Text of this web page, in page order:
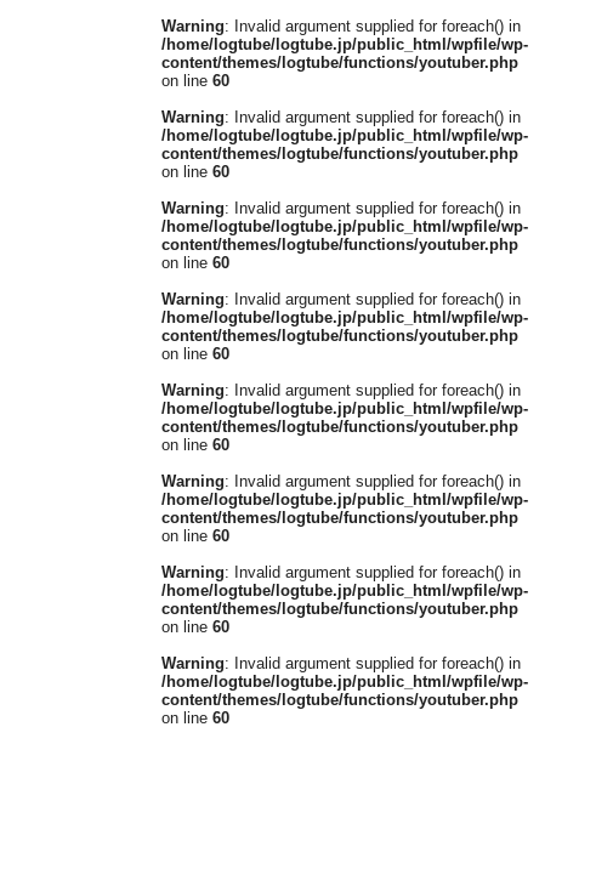
Warning: Invalid argument supplied for foreach() in
/home/logtube/logtube.jp/public_html/wpfile/wp-
content/themes/logtube/functions/youtuber.php
on line 60
Warning: Invalid argument supplied for foreach() in
/home/logtube/logtube.jp/public_html/wpfile/wp-
content/themes/logtube/functions/youtuber.php
on line 60
Warning: Invalid argument supplied for foreach() in
/home/logtube/logtube.jp/public_html/wpfile/wp-
content/themes/logtube/functions/youtuber.php
on line 60
Warning: Invalid argument supplied for foreach() in
/home/logtube/logtube.jp/public_html/wpfile/wp-
content/themes/logtube/functions/youtuber.php
on line 60
Warning: Invalid argument supplied for foreach() in
/home/logtube/logtube.jp/public_html/wpfile/wp-
content/themes/logtube/functions/youtuber.php
on line 60
Warning: Invalid argument supplied for foreach() in
/home/logtube/logtube.jp/public_html/wpfile/wp-
content/themes/logtube/functions/youtuber.php
on line 60
Warning: Invalid argument supplied for foreach() in
/home/logtube/logtube.jp/public_html/wpfile/wp-
content/themes/logtube/functions/youtuber.php
on line 60
Warning: Invalid argument supplied for foreach() in
/home/logtube/logtube.jp/public_html/wpfile/wp-
content/themes/logtube/functions/youtuber.php
on line 60